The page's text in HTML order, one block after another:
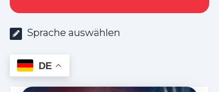
Sprache auswählen
DE